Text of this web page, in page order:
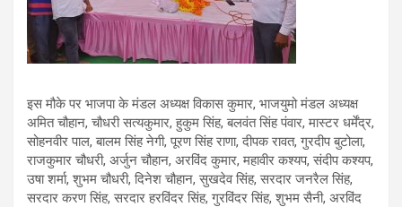
इस मौके पर भाजपा के मंडल अध्यक्ष विकास कुमार, भाजयुमो मंडल अध्यक्ष
अमित चौहान, चौधरी सत्यकुमार, हुकुम सिंह, बलवंत सिंह पंवार, मास्टर धर्मेंद्र,
सोहनवीर पाल, बालम सिंह नेगी, पूरण सिंह राणा, दीपक रावत, गुरदीप बुटोला,
राजकुमार चौधरी, अर्जुन चौहान, अरविंद कुमार, महावीर कश्यप, संदीप कश्यप,
उषा शर्मा, शुभम चौधरी, दिनेश चौहान, सुखदेव सिंह, सरदार जनरैल सिंह,
सरदार करण सिंह, सरदार हरविंदर सिंह, गुरविंदर सिंह, शुभम सैनी, अरविंद